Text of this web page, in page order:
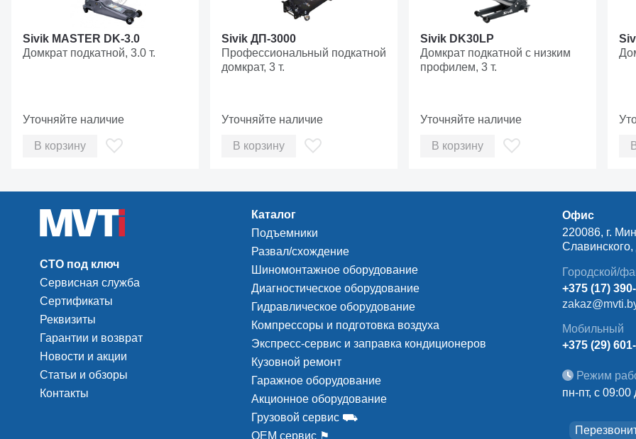
Sivik MASTER DK-3.0
Домкрат подкатной, 3.0 т.
Уточняйте наличие
В корзину
Sivik ДП-3000
Профессиональный подкатной
домкрат, 3 т.
Уточняйте наличие
В корзину
Sivik DK30LP
Домкрат подкатной с низким
профилем, 3 т.
Уточняйте наличие
В корзину
СТО под ключ
Сервисная служба
Сертификаты
Реквизиты
Гарантии и возврат
Новости и акции
Статьи и обзоры
Контакты
Каталог
Подъемники
Развал/схождение
Шиномонтажное оборудование
Диагностическое оборудование
Гидравлическое оборудование
Компрессоры и подготовка воздуха
Экспресс-сервис и заправка кондиционеров
Кузовной ремонт
Гаражное оборудование
Акционное оборудование
Грузовой сервис ⛟
ОЕМ сервис ⚑
Офис
220086, г.
Городской/
+375 (17)
Мобильный
+375 (29)
Режим
пн-пт, с 09:00